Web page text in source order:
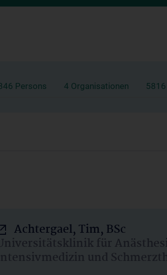
Persons 4 Organisationen
Achtergael, Tim, BSc
für
und